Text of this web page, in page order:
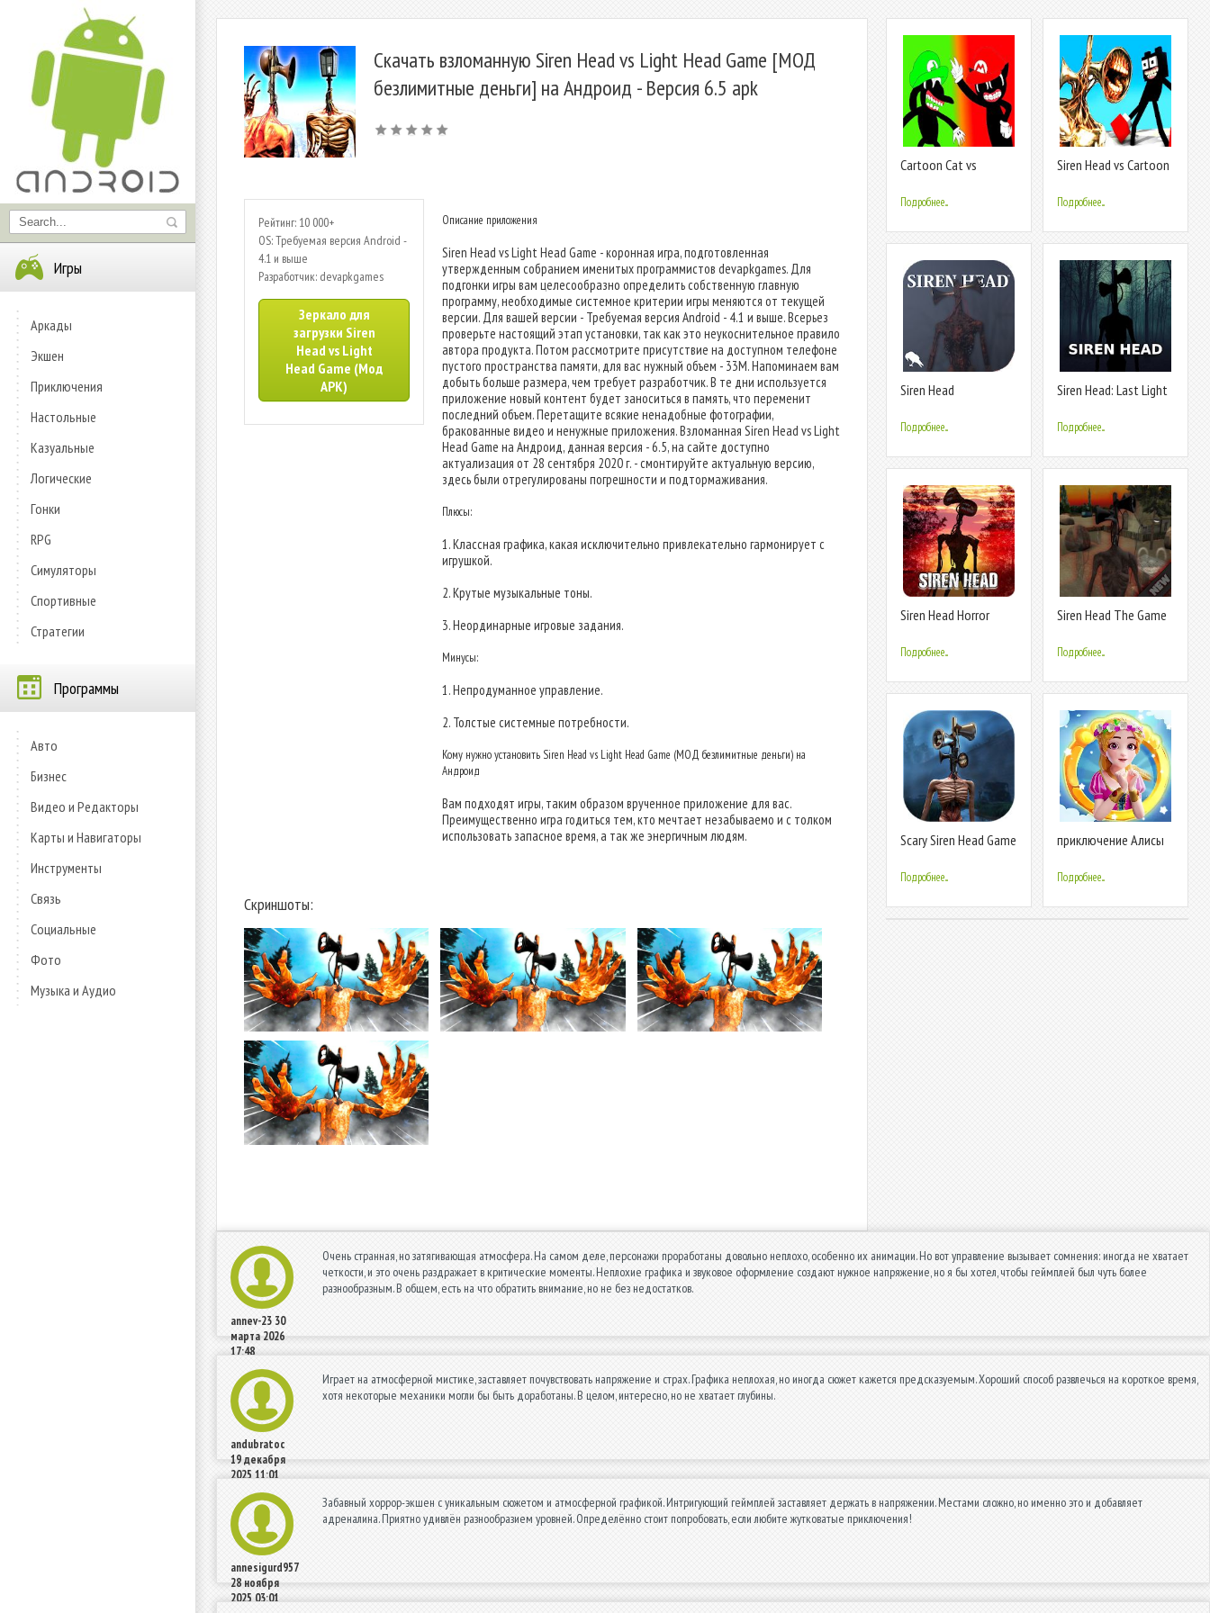
Игры
Аркады
Экшен
Приключения
Настольные
Казуальные
Логические
Гонки
RPG
Симуляторы
Спортивные
Стратегии
Программы
Авто
Бизнес
Видео и Редакторы
Карты и Навигаторы
Инструменты
Связь
Социальные
Фото
Музыка и Аудио
Скачать взломанную Siren Head vs Light Head Game [МОД
безлимитные деньги] на Андроид - Версия 6.5 apk
Рейтинг: 10 000+
OS: Требуемая версия Android -
4.1 и выше
Разработчик: devapkgames
Зеркало для
загрузки Siren
Head vs Light
Head Game (Мод
APK)
Описание приложения
Siren Head vs Light Head Game - коронная игра, подготовленная
утвержденным собранием именитых программистов devapkgames. Для
подгонки игры вам целесообразно определить собственную главную
программу, необходимые системное критерии игры меняются от текущей
версии. Для вашей версии - Требуемая версия Android - 4.1 и выше. Всерьез
проверьте настоящий этап установки, так как это неукоснительное правило
автора продукта. Потом рассмотрите присутствие на доступном телефоне
пустого пространства памяти, для вас нужный объем - 33M. Напоминаем вам
добыть больше размера, чем требует разработчик. В те дни используется
приложение новый контент будет заноситься в память, что переменит
последний объем. Перетащите всякие ненадобные фотографии,
бракованные видео и ненужные приложения. Взломанная Siren Head vs Light
Head Game на Андроид, данная версия - 6.5, на сайте доступно
актуализация от 28 сентября 2020 г. - смонтируйте актуальную версию,
здесь были отрегулированы погрешности и подтормаживания.
Плюсы:
1. Классная графика, какая исключительно привлекательно гармонирует с
игрушкой.
2. Крутые музыкальные тоны.
3. Неординарные игровые задания.
Минусы:
1. Непродуманное управление.
2. Толстые системные потребности.
Кому нужно установить Siren Head vs Light Head Game (МОД безлимитные деньги) на
Андроид
Вам подходят игры, таким образом врученное приложение для вас.
Преимущественно игра годиться тем, кто мечтает незабываемо и с толком
использовать запасное время, а так же энергичным людям.
Скриншоты:
Cartoon Cat vs
Head Game
Подробнее...
Siren Head vs Cartoon
Подробнее...
Siren Head
Подробнее...
Siren Head: Last Light
Подробнее...
Siren Head Horror
Mod 2020
Подробнее...
Siren Head The Game
Подробнее...
Scary Siren Head Game
Adventure
Подробнее...
приключение Алисы
Подробнее...
annev-23 30
марта 2026
17:48
Очень странная, но затягивающая атмосфера. На самом деле, персонажи проработаны довольно неплохо, особенно их анимации. Но вот управление вызывает сомнения: иногда не хватает
четкости, и это очень раздражает в критические моменты. Неплохие графика и звуковое оформление создают нужное напряжение, но я бы хотел, чтобы геймплей был чуть более
разнообразным. В общем, есть на что обратить внимание, но не без недостатков.
andubratoc
19 декабря
2025 11:01
Играет на атмосферной мистике, заставляет почувствовать напряжение и страх. Графика неплохая, но иногда сюжет кажется предсказуемым. Хороший способ развлечься на короткое время,
хотя некоторые механики могли бы быть доработаны. В целом, интересно, но не хватает глубины.
annesigurd957
28 ноября
2025 03:01
Забавный хоррор-экшен с уникальным сюжетом и атмосферной графикой. Интригующий геймплей заставляет держать в напряжении. Местами сложно, но именно это и добавляет
адреналина. Приятно удивлён разнообразием уровней. Определённо стоит попробовать, если любите жутковатые приключения!